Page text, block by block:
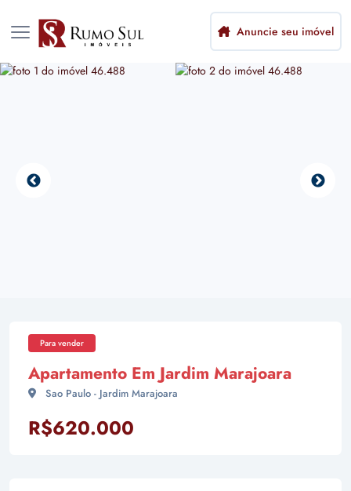
Anuncie seu imóvel
Para vender
Apartamento Em Jardim Marajoara
Sao Paulo - Jardim Marajoara
R$620.000